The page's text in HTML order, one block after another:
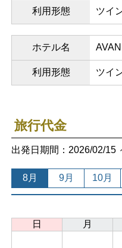
利用形態 ツイ
ホテル名
利用形態 ツイ
旅行代金
出発日期間：2026/02/15
8月 9月 10月
日 月